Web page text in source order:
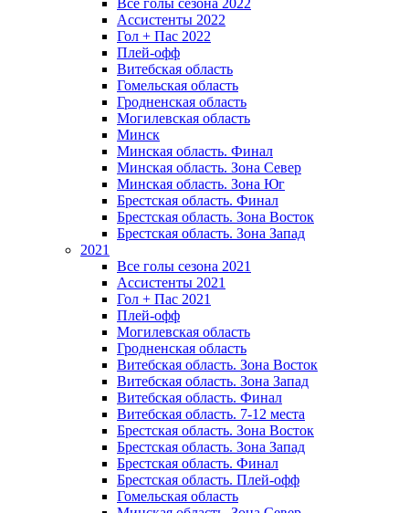
Все голы сезона 2022
Ассистенты 2022
Гол + Пас 2022
Плей-офф
Витебская область
Гомельская область
Гродненская область
Могилевская область
Минск
Mинская область. Финал
Минская область. Зона Север
Минская область. Зона Юг
Брестская область. Финал
Брестская область. Зона Восток
Брестская область. Зона Запад
2021
Все голы сезона 2021
Ассистенты 2021
Гол + Пас 2021
Плей-офф
Могилевская область
Гродненская область
Витебская область. Зона Восток
Витебская область. Зона Запад
Витебская область. Финал
Витебская область. 7-12 места
Брестская область. Зона Восток
Брестская область. Зона Запад
Брестская область. Финал
Брестская область. Плей-офф
Гомельская область